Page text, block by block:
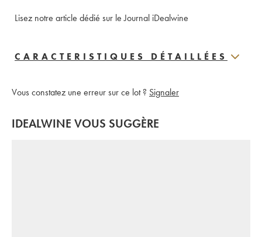
CARACTERISTIQUES DÉTAILLÉES
Vous constatez une erreur sur ce lot ? Signaler
IDEALWINE VOUS SUGGÈRE